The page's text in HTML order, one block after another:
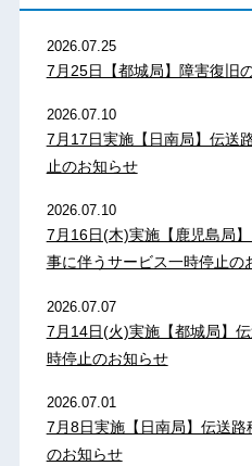
2026.07.25
7月25日【都城局】障害復旧
2026.07.10
7月17日実施【日南局】伝送
止のお知らせ
2026.07.10
7月16日(木)実施【鹿児島局
事に伴うサービス一時停止の
2026.07.07
7月14日(火)実施【都城局】
時停止のお知らせ
2026.07.01
7月8日実施【日南局】伝送
のお知らせ